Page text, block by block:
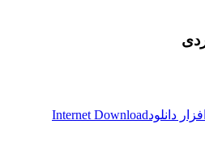
Internet Download